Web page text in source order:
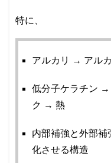
特に、
アルカリ → アル
低分子ケラチン
ク → 熱
内部補強と外部補
化させる構造